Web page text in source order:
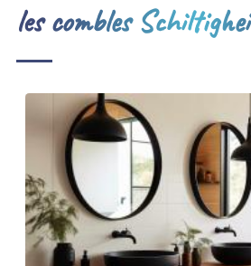
les combles